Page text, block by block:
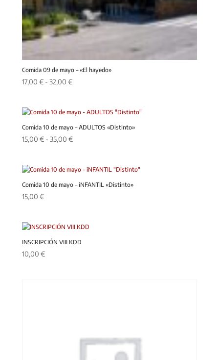
Comida 09 de mayo – «El hayedo»
17,00 € - 32,00 €Rango
desde
17,00 €
hasta
Comida 10 de mayo – ADULTOS «Distinto»
15,00 € - 35,00 €Rango
desde
15,00 €
Comida 10 de mayo – iNFANTIL «Distinto»
15,00 €
INSCRIPCIÓN VIII KDD
10,00 €